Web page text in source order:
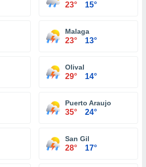
23° 15°
Malaga
23° 13°
Olival
29° 14°
Puerto Araujo
35° 24°
San Gil
28° 17°